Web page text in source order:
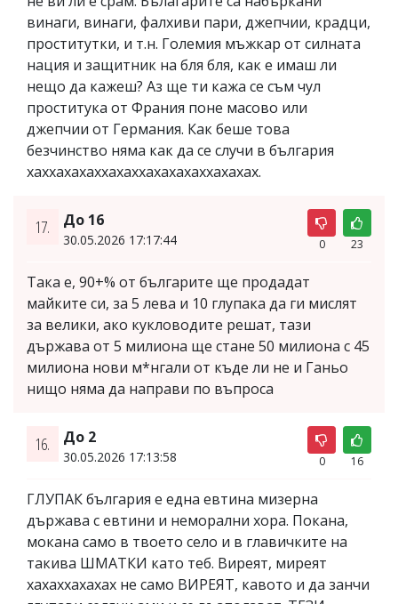
винаги, винаги, фалхиви пари, джепчии, крадци,
проститутки, и т.н. Големия мъжкар от силната
нация и защитник на бля бля, как е имаш ли
нещо да кажеш? Аз ще ти кажа се съм чул
проститука от Франия поне масово или
джепчии от Германия. Как беше това
безчинство няма как да се случи в българия
хаххахахаххахаххахахахаххахахах.
17. До 16
30.05.2026 17:17:44 0 23
Така е, 90+% от българите ще продадат
майките си, за 5 лева и 10 глупака да ги мислят
за велики, ако кукловодите решат, тази
държава от 5 милиона ще стане 50 милиона с 45
милиона нови м*нгали от къде ли не и Ганьо
нищо няма да направи по въпроса
16. До 2
30.05.2026 17:13:58 0 16
ГЛУПАК българия е една евтина мизерна
държава с евтини и неморални хора. Покана,
мокана само в твоето село и в главичките на
такива ШМАТКИ като теб. Виреят, миреят
хахаххахахах не само ВИРЕЯТ, кавото и да занчи